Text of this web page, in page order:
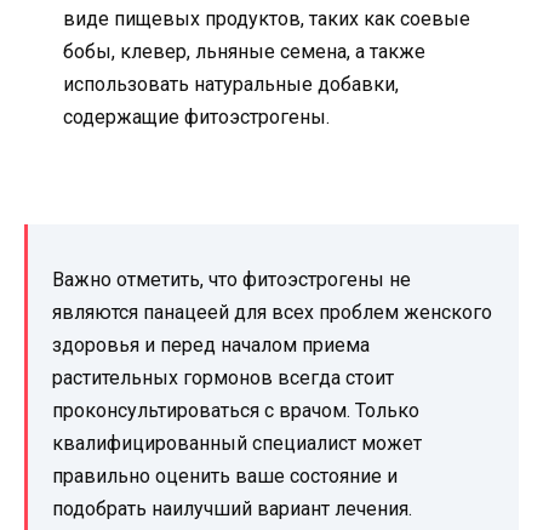
виде пищевых продуктов, таких как соевые
бобы, клевер, льняные семена, а также
использовать натуральные добавки,
содержащие фитоэстрогены.
Важно отметить, что фитоэстрогены не
являются панацеей для всех проблем женского
здоровья и перед началом приема
растительных гормонов всегда стоит
проконсультироваться с врачом. Только
квалифицированный специалист может
правильно оценить ваше состояние и
подобрать наилучший вариант лечения.